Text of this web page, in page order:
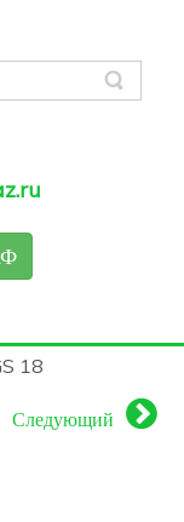
18
Следующий